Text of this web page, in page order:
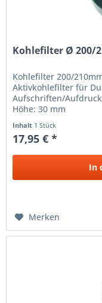
Kohlefilter Ø 200/
Kohlefilter 200/
Aktivkohlefilter für
Aufschriften/
Höhe: 30 mm
Inhalt 1 Stück
17,95 € *
In
Merken